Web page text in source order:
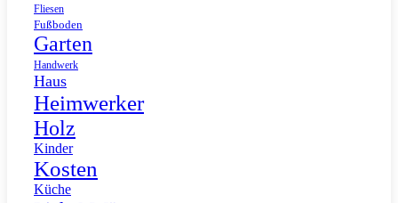
Fliesen
Fußboden
Garten
Handwerk
Haus
Heimwerker
Holz
Kinder
Kosten
Küche